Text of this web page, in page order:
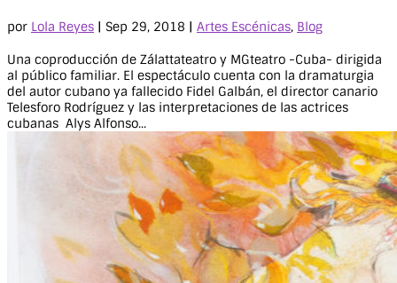
por Lola Reyes | Sep 29, 2018 | Artes Escénicas, Blog
Una coproducción de Zálattateatro y MGteatro -Cuba- dirigida
al público familiar. El espectáculo cuenta con la dramaturgia
del autor cubano ya fallecido Fidel Galbán, el director canario
Telesforo Rodríguez y las interpretaciones de las actrices
cubanas Alys Alfonso...